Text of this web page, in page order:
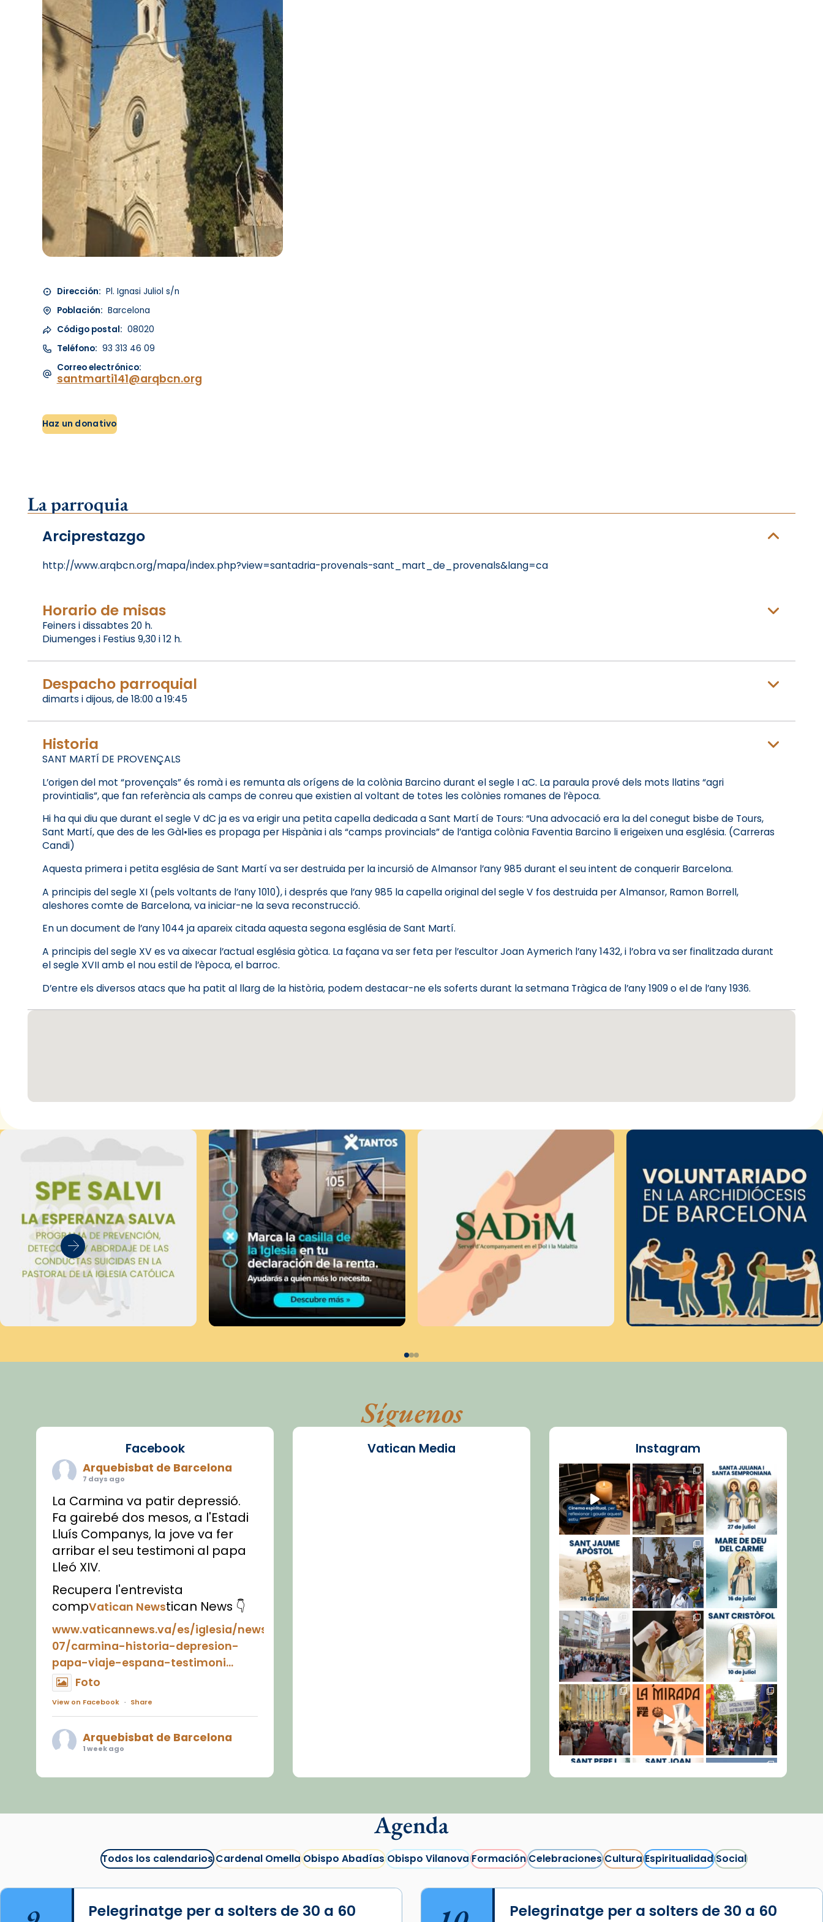
Dirección: Pl. Ignasi Juliol s/n
Población: Barcelona
Código postal: 08020
Teléfono: 93 313 46 09
Correo electrónico:
santmarti141@arqbcn.org
Haz un donativo
La parroquia
Arciprestazgo
http://www.arqbcn.org/mapa/index.php?view=santadria-provenals-sant_mart_de_provenals&lang=ca
Horario de misas
Feiners i dissabtes 20 h.
Diumenges i Festius 9,30 i 12 h.
Despacho parroquial
dimarts i dijous, de 18:00 a 19:45
Historia
SANT MARTÍ DE PROVENÇALS
L’origen del mot “provençals” és romà i es remunta als orígens de la colònia Barcino durant el segle I aC. La paraula prové dels mots llatins “agri
provintialis”, que fan referència als camps de conreu que existien al voltant de totes les colònies romanes de l’època.
Hi ha qui diu que durant el segle V dC ja es va erigir una petita capella dedicada a Sant Martí de Tours: “Una advocació era la del conegut bisbe de Tours,
Sant Martí, que des de les Gàl•lies es propaga per Hispània i als “camps provincials” de l’antiga colònia Faventia Barcino li erigeixen una església. (Carreras
Candi)
Aquesta primera i petita església de Sant Martí va ser destruida per la incursió de Almansor l’any 985 durant el seu intent de conquerir Barcelona.
A principis del segle XI (pels voltants de l’any 1010), i després que l’any 985 la capella original del segle V fos destruida per Almansor, Ramon Borrell,
aleshores comte de Barcelona, va iniciar-ne la seva reconstrucció.
En un document de l’any 1044 ja apareix citada aquesta segona església de Sant Martí.
A principis del segle XV es va aixecar l’actual església gòtica. La façana va ser feta per l’escultor Joan Aymerich l’any 1432, i l’obra va ser finalitzada durant
el segle XVII amb el nou estil de l’època, el barroc.
D’entre els diversos atacs que ha patit al llarg de la història, podem destacar-ne els soferts durant la setmana Tràgica de l’any 1909 o el de l’any 1936.
Síguenos
Facebook
Arquebisbat de Barcelona
7 days ago
La Carmina va patir depressió.
Fa gairebé dos mesos, a l'Estadi
Lluís Companys, la jove va fer
arribar el seu testimoni al papa
Lleó XIV.
Recupera l'entrevista
compVatican Newstican News 👇
www.vaticannews.va/es/iglesia/news/2026-
07/carmina-historia-depresion-
papa-viaje-espana-testimoni...
Foto
View on Facebook · Share
Arquebisbat de Barcelona
1 week ago
juliol la missa de Les Santes de
Vatican Media Instagram
Agenda
Todos los calendariosCardenal OmellaObispo AbadíasObispo VilanovaFormaciónCelebracionesCulturaEspiritualidadSocial
Pelegrinatge per a solters de 30 a 60
Pelegrinatge per a solters de 30 a 60